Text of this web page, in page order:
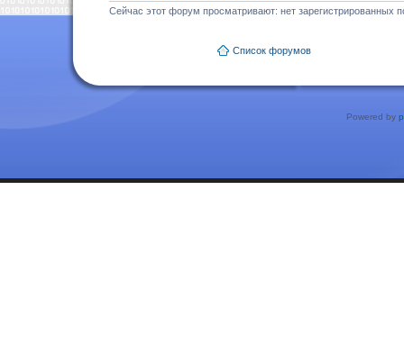
Сейчас этот форум просматривают: нет зарегистрированных
Список форумов
Powered by